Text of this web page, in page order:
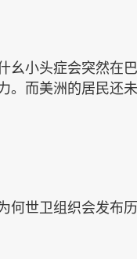
幺小头症会突然在
。而美洲的居民还
何世卫组织会发布